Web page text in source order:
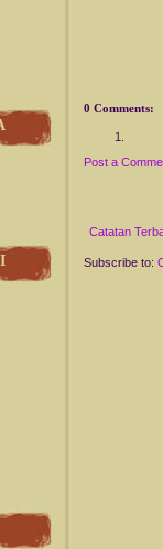
0 Comments:
Post a
Catatan
Subscribe to: